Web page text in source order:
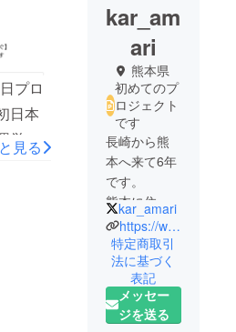
プロ
日本
営に
らわ
フォ
見る
kar_am
ari
熊本県
初めてのプ
ロジェクト
です
長崎から熊
本へ来て6年
です。
熊本に住む
大学院生で3
月に企業に
て
商品開発職
に携わりま
す。
kar_amari
https://www.instagram.com/kar_amari
特定商取引
法に基づく
表記
メッセー
ジを送る